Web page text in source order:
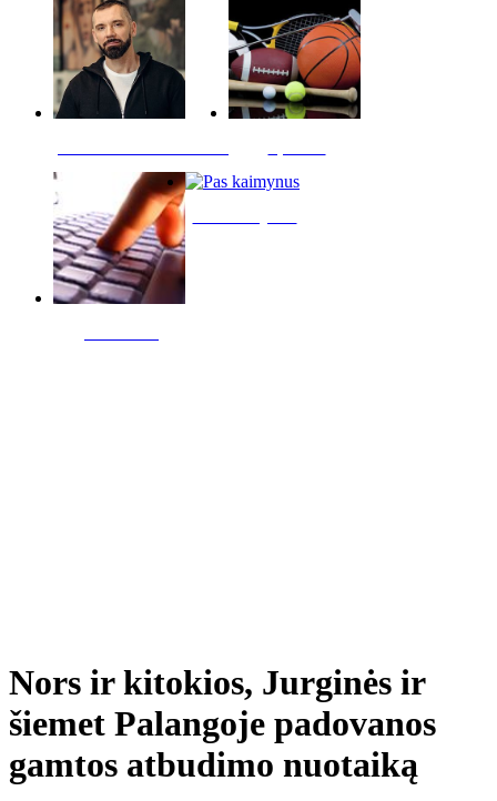
Nors ir kitokios, Jurginės ir
šiemet Palangoje padovanos
gamtos atbudimo nuotaiką